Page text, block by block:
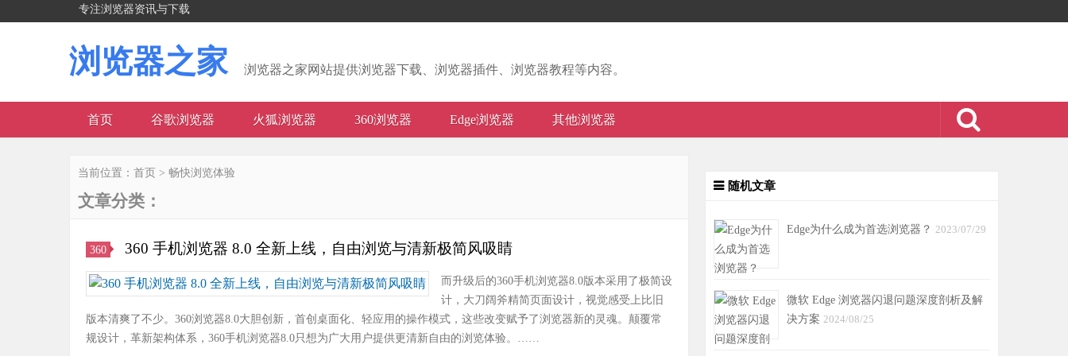
专注浏览器资讯与下载
浏览器之家 浏览器之家网站提供浏览器下载、浏览器插件、浏览器教程等内容。
首页 谷歌浏览器 火狐浏览器 360浏览器 Edge浏览器 其他浏览器
当前位置： 首页 > 畅快浏览体验
文章分类：
360 360 手机浏览器 8.0 全新上线，自由浏览与清新极简风吸睛
而升级后的360手机浏览器8.0版本采用了极简设
计，大刀阔斧精简页面设计，视觉感受上比旧
版本清爽了不少。360浏览器8.0大胆创新，首创桌面化、轻应用的操作模式，这些改变赋予了浏览器新的灵魂。颠覆常
规设计，革新架构体系，360手机浏览器8.0只想为广大用户提供更清新自由的浏览体验。……
随机文章
Edge为什么成为首选浏览器？ 2023/07/29
微软 Edge 浏览器闪退问题深度剖析及解
决方案 2024/08/25